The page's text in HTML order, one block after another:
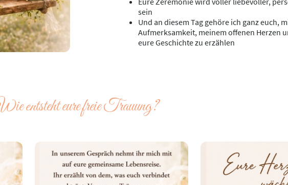
sein
Und an diesem Tag gehöre ich ganz euch,
Aufmerksamkeit, meinem offenen Herzen
eure Geschichte zu erzählen
entsteht eure freie Trauung?